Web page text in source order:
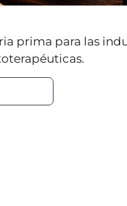
prima para las